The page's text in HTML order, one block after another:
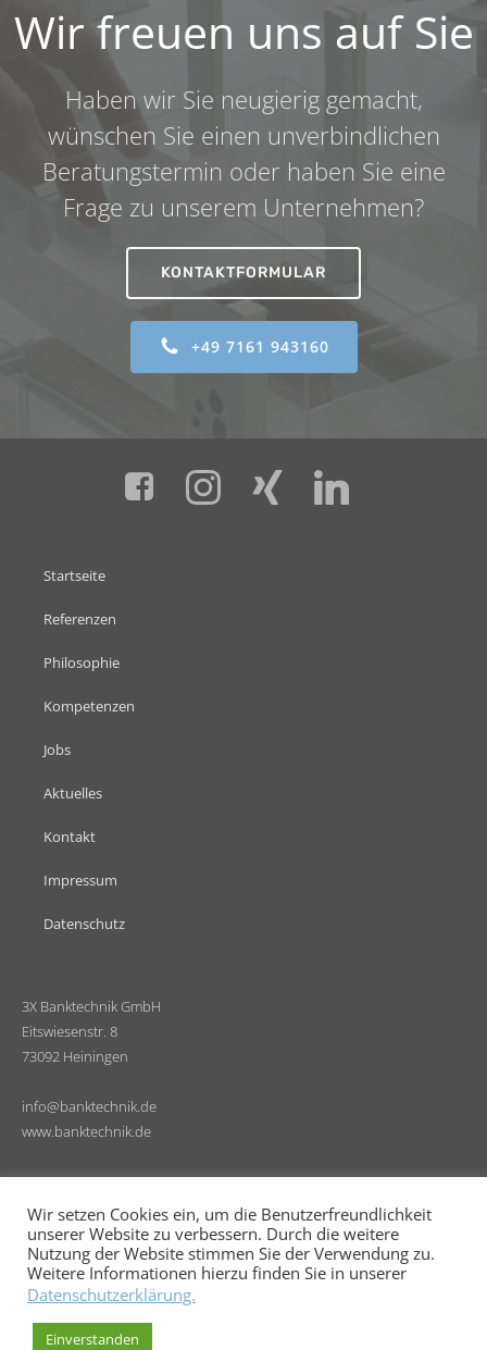
Wir freuen uns auf Sie
Haben wir Sie neugierig gemacht,
wünschen Sie einen unverbindlichen
Beratungstermin oder haben Sie eine
Frage zu unserem Unternehmen?
KONTAKTFORMULAR
+49 7161 943160
Startseite
Referenzen
Philosophie
Kompetenzen
Jobs
Aktuelles
Kontakt
Impressum
Datenschutz
3X Banktechnik GmbH
Eitswiesenstr. 8
73092 Heiningen
info@banktechnik.de
www.banktechnik.de
Wir setzen Cookies ein, um die Benutzerfreundlichkeit
unserer Website zu verbessern. Durch die weitere
Nutzung der Website stimmen Sie der Verwendung zu.
Weitere Informationen hierzu finden Sie in unserer
Datenschutzerklärung.
Einverstanden